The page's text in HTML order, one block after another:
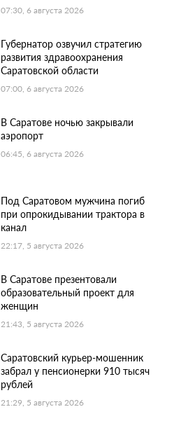
07:30, 6 августа 2026
Губернатор озвучил стратегию
развития здравоохранения
Саратовской области
07:00, 6 августа 2026
В Саратове ночью закрывали
аэропорт
06:45, 6 августа 2026
Под Саратовом мужчина погиб
при опрокидывании трактора в
канал
22:17, 5 августа 2026
В Саратове презентовали
образовательный проект для
женщин
21:43, 5 августа 2026
Саратовский курьер-мошенник
забрал у пенсионерки 910 тысяч
рублей
21:29, 5 августа 2026